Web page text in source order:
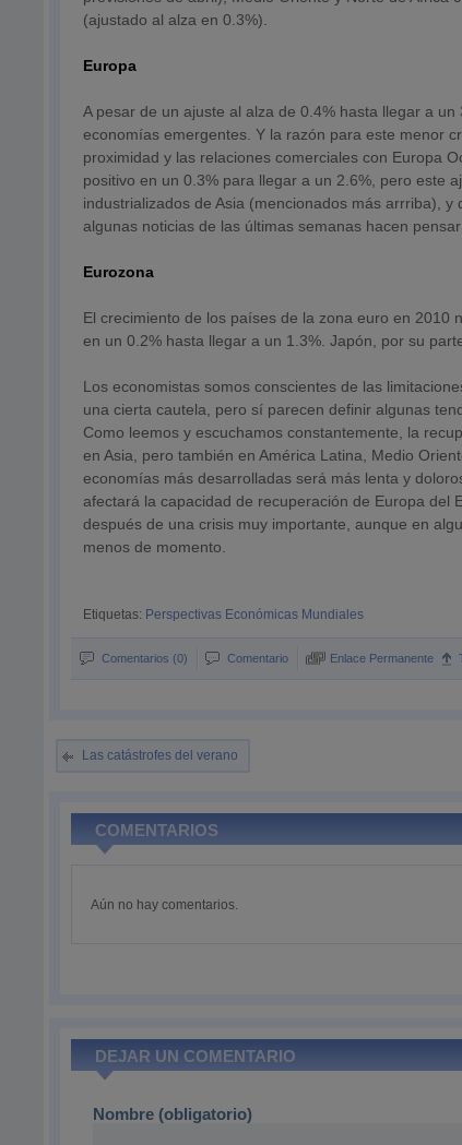
(ajustado al alza en 0.3%).
Europa
A pesar de un ajuste al alza de 0.4% hasta llegar a
economías emergentes. Y la razón para este menor
proximidad y las relaciones comerciales con Europa
positivo en un 0.3% para llegar a un 2.6%, pero este
industrializados de Asia (mencionados más arrriba),
algunas noticias de las últimas semanas hacen
Eurozona
El crecimiento de los países de la zona euro en 2010
en un 0.2% hasta llegar a un 1.3%. Japón, por su
Los economistas somos conscientes de las
una cierta cautela, pero sí parecen definir algunas
Como leemos y escuchamos constantemente, la
en Asia, pero también en América Latina, Medio
economías más desarrolladas será más lenta y
afectará la capacidad de recuperación de Europa del
después de una crisis muy importante, aunque en
menos de momento.
Etiquetas: Perspectivas Económicas Mundiales
Comentarios (0) Comentario Enlace Permanente
Las catástrofes del verano
COMENTARIOS
Aún no hay comentarios.
DEJAR UN COMENTARIO
Nombre (obligatorio)